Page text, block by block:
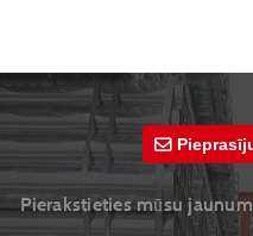
Pierakstieties mūsu